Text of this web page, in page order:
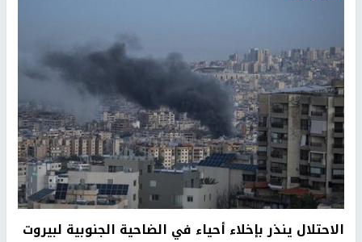
الاحتلال ينذر بإخلاء أحياء في الضاحية الجنوبية لبيروت